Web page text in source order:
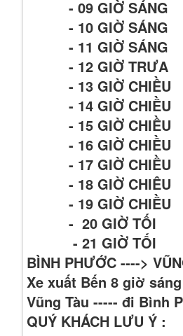
- 09 GIỜ SÁNG
- 10 GIỜ SÁNG
- 11 GIỜ SÁNG
- 12 GIỜ TRƯA
- 13 GIỜ CHIỀU
- 14 GIỜ CHIỀU
- 15 GIỜ CHIỀU
- 16 GIỜ CHIỀU
- 17 GIỜ CHIỀU
- 18 GIỜ CHIÊU
- 19 GIỜ CHIỀU
- 20 GIỜ TỐI
- 21 GIỜ TỐI
BÌNH PHƯỚC ---->
Xe xuất Bến 8 giờ
Vũng Tàu ----- đi Bình
QUÝ KHÁCH LƯU Ý :